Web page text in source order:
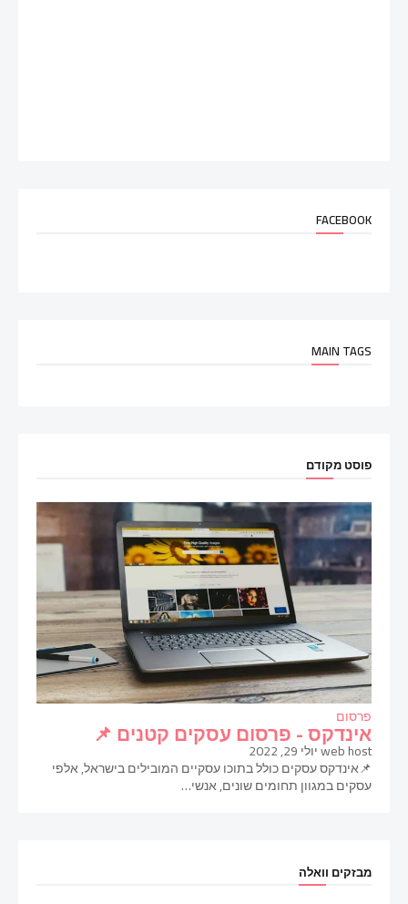
FACEBOOK
MAIN TAGS
פוסט מקודם
פרסום
אינדקס - פרסום עסקים קטנים 📌
web hostיולי 29, 2022
📌אינדקס עסקים כולל בתוכו עסקיים המובילים בישראל, אלפי
עסקים במגוון תחומים שונים, אנשי…
מבזקים וואלה